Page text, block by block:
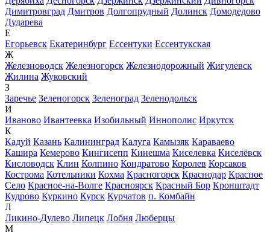
Димитровград Дмитров Долгопрудный Долинск Домодедово
Дударева
Е
Егорьевск Екатеринбург Ессентуки Ессентукская
Ж
Железноводск Железногорск Железнодорожный Жигулевск
Жилина Жуковский
З
Заречье Зеленогорск Зеленоград Зеленодольск
И
Иваново Ивантеевка Изобильный Иннополис Иркутск
К
Кадуй Казань Калининград Калуга Камызяк Караваево
Кашира Кемерово Кингисепп Кинешма Киселевка Киселёвск
Кисловодск Клин Колпино Кондратово Королев Корсаков
Кострома Котельники Кохма Красногорск Краснодар Красное
Село Красное-на-Волге Красноярск Красный Бор Кронштадт
Кудрово Куркино Курск Курчатов п. Комбайн
Л
Ликино-Дулево Липецк Лобня Люберцы
М